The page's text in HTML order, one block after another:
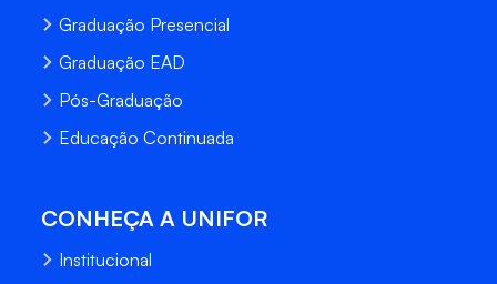
Graduação Presencial
Graduação EAD
Pós-Graduação
Educação Continuada
CONHEÇA A UNIFOR
Institucional